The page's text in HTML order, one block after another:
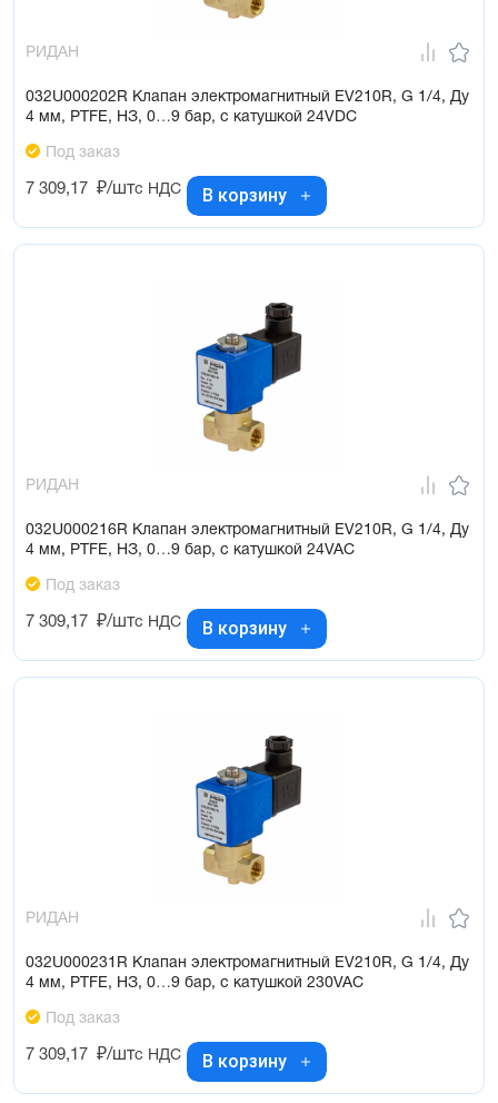
РИДАН
032U000202R Клапан электромагнитный EV210R, G 1/4, Ду
4 мм, PTFE, НЗ, 0…9 бар, с катушкой 24VDC
Под заказ
7 309,17 ₽/штс НДС В корзину
РИДАН
032U000216R Клапан электромагнитный EV210R, G 1/4, Ду
4 мм, PTFE, НЗ, 0…9 бар, с катушкой 24VAC
Под заказ
7 309,17 ₽/штс НДС В корзину
РИДАН
032U000231R Клапан электромагнитный EV210R, G 1/4, Ду
4 мм, PTFE, НЗ, 0…9 бар, с катушкой 230VAC
Под заказ
7 309,17 ₽/штс НДС В корзину